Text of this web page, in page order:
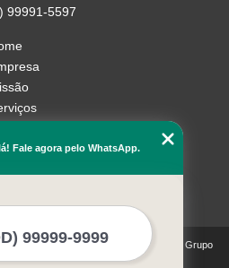
99991-5597
do site
de direitos autorais. Copyright© Grupo
Fale agora pelo WhatsApp.